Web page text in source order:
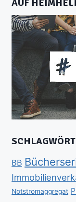
AUF
BB
Notstromaggregat